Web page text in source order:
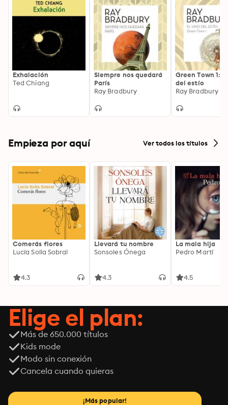
Exhalación
Ted Chiang
Siempre nos quedará
París
Ray Bradbury
Green Town 1:
del estío
Ray Bradbury
Empieza por aquí Ver todos los títulos
Comerás flores
Lucía Solla Sobral
4.3
Llevará tu nombre
Sonsoles Ónega
4.3
La mala hija
Pedro Martí
4.5
Elige el plan:
Más de 650.000 títulos
Kids mode
Modo sin conexión
Cancela cuando quieras
¡Más popular!